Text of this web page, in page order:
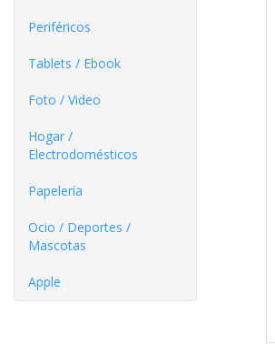
Periféricos
Tablets / Ebook
Foto / Video
Hogar /
Electrodomésticos
Papelería
Ocio / Deportes /
Mascotas
Apple